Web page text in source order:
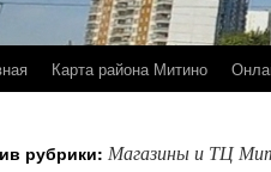
Карта района Митино
рубрики: Магазины и ТЦ